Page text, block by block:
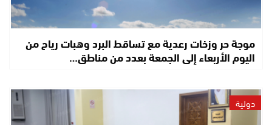
موجة حر وزخات رعدية مع تساقط البرد وهبات رياح من
اليوم الأربعاء إلى الجمعة بعدد من مناطق…
دولية